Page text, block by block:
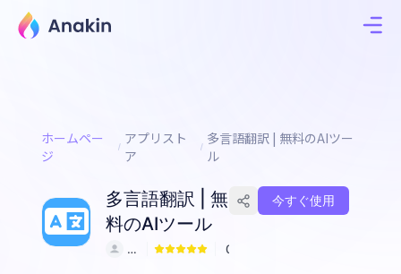
ホームペー
ジ
アプリスト
ア
多言語翻訳 | 無料のAIツー
ル
多言語翻訳 | 無
料のAIツール
a
0
今すぐ使用